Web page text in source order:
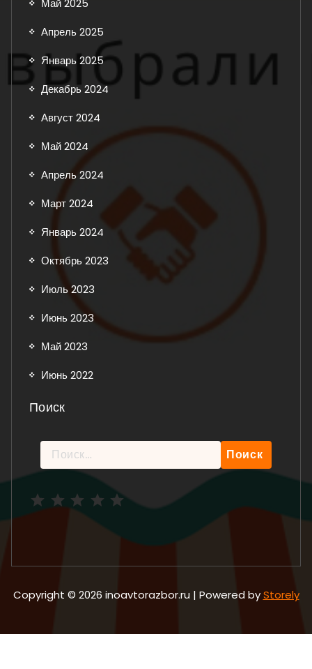
Апрель 2025
Январь 2025
Декабрь 2024
Август 2024
Май 2024
Апрель 2024
Март 2024
Январь 2024
Октябрь 2023
Июль 2023
Июнь 2023
Май 2023
Июнь 2022
Поиск
Найти:
Copyright © 2026 inoavtorazbor.ru | Powered byStorely